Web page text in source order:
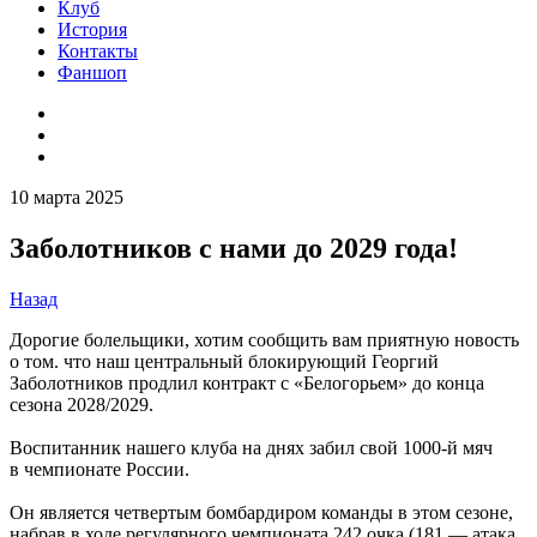
Клуб
История
Контакты
Фаншоп
10 марта 2025
Заболотников с нами до 2029 года!
Назад
Дорогие болельщики, хотим сообщить вам приятную новость
о том. что наш центральный блокирующий Георгий
Заболотников продлил контракт с «Белогорьем» до конца
сезона 2028/2029.
Воспитанник нашего клуба на днях забил свой 1000-й мяч
в чемпионате России.
Он является четвертым бомбардиром команды в этом сезоне,